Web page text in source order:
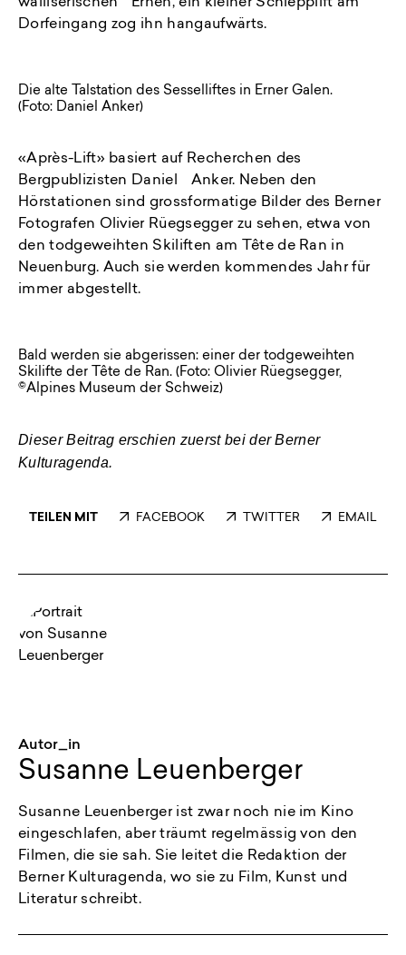
walliserischen Ernen, ein kleiner Schlepplift am
Dorfeingang zog ihn hangaufwärts.
Die alte Talstation des Sesselliftes in Erner Galen.
(Foto: Daniel Anker)
«Après-Lift» basiert auf Recherchen des
Bergpublizisten Daniel Anker. Neben den
Hörstationen sind grossformatige Bilder des Berner
Fotografen Olivier Rüegsegger zu sehen, etwa von
den todgeweihten Skiliften am Tête de Ran in
Neuenburg. Auch sie werden kommendes Jahr für
immer abgestellt.
Bald werden sie abgerissen: einer der todgeweihten
Skilifte der Tête de Ran. (Foto: Olivier Rüegsegger,
©Alpines Museum der Schweiz)
Dieser Beitrag erschien zuerst bei der Berner
Kulturagenda.
TEILEN MIT FACEBOOK TWITTER EMAIL
Autor_in
Susanne Leuenberger
Susanne Leuenberger ist zwar noch nie im Kino
eingeschlafen, aber träumt regelmässig von den
Filmen, die sie sah. Sie leitet die Redaktion der
Berner Kulturagenda, wo sie zu Film, Kunst und
Literatur schreibt.